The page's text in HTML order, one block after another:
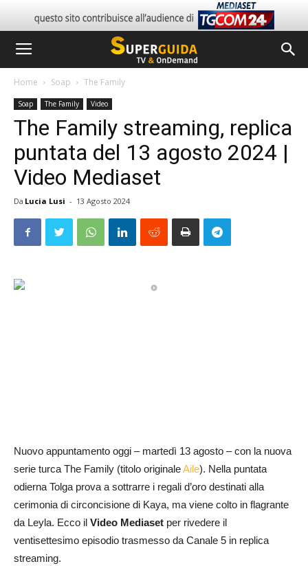
Home Soap The Family
Soap The Family Video
The Family streaming, replica
puntata del 13 agosto 2024 |
Video Mediaset
Da Lucia Lusi - 13 Agosto 2024
Nuovo appuntamento oggi – martedì 13 agosto – con la nuova
serie turca The Family (titolo originaleAile). Nella puntata
odierna Tolga prova a sottrarre i regali d’oro destinati alla
cerimonia di circoncisione di Kaya, ma viene colto in flagrante
da Leyla. Ecco il Video Mediaset per rivedere il
ventisettesimo episodio trasmesso da Canale 5 in replica
streaming.